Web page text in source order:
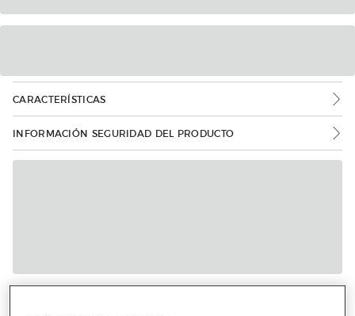
CARACTERÍSTICAS
INFORMACIÓN SEGURIDAD DEL PRODUCTO